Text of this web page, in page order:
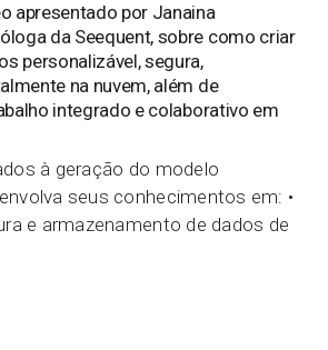
apresentado por Janaina
da Seequent, sobre como criar
personalizável, segura,
na nuvem, além de
integrado e colaborativo em
à geração do modelo
seus conhecimentos em: •
e armazenamento de dados de